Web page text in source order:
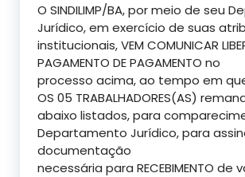
O SINDILIMP/BA, por meio de seu
Jurídico, em exercício de suas
institucionais, VEM COMUNICAR
PAGAMENTO DE PAGAMENTO no
processo acima, ao tempo em
OS 05 TRABALHADORES(AS)
abaixo listados, para
Departamento Jurídico, para
documentação
necessária para RECEBIMENTO de